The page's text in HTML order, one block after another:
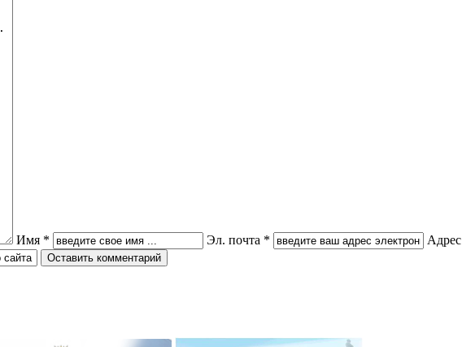
ушу
Вершинина Анастасия стала
призёром международного
конкурса инструментального
Имя * Эл. почта *
Адрес